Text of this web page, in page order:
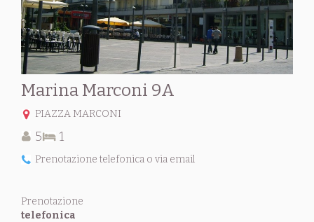
Marina Marconi 9A
PIAZZA MARCONI
5 1
Prenotazione telefonica o via email
Prenotazione
telefonica